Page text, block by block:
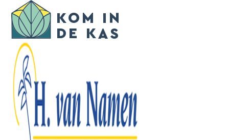
content
Open
mobile
menu
Close
mobile
menu